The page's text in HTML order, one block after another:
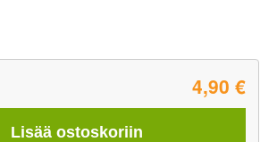
4,90 €
Lisää ostoskoriin